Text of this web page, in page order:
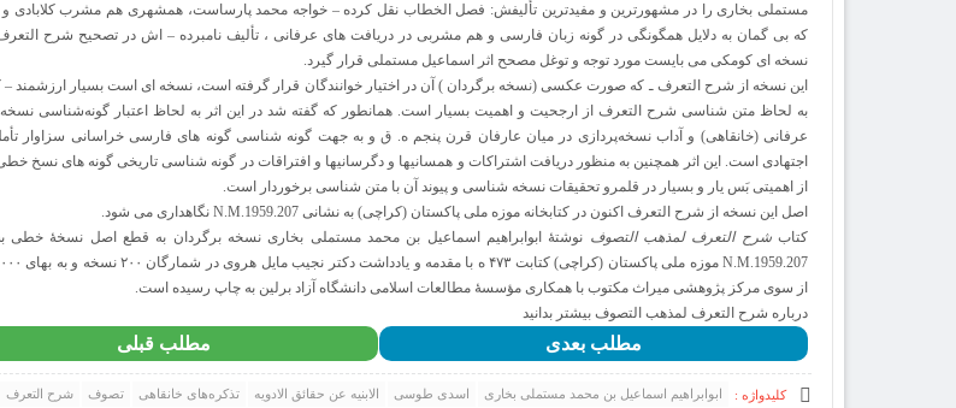
مستملی بخاری را در مشهورترین و مفیدترین تألیفش: فصل الخطاب نقل کرده – خواجه محمد پارساست، همشهری هم مشرب کلابادی
که بی گمان به دلایل همگونگی در گونه زبان فارسی و هم مشربی در دریافت های عرفانی ، تألیف نامبرده – اش در تصحیح شرح
نسخه ای کومکی می بایست مورد توجه و توغل مصحح اثر اسماعیل مستملی قرار گیرد.
این نسخه از شرح التعرف ـ که صورت عکسی (نسخه برگردان ) آن در اختیار خوانندگان قرار گرفته است، نسخه ای است بسیار ارزشمند –
به لحاظ متن شناسی شرح التعرف از ارجحیت و اهمیت بسیار است. همانطور که گفته شد در این اثر به لحاظ اعتبار گونه‌شناسی
عرفانی (خانقاهی) و آداب نسخه‌پردازی در میان عارفان قرن پنجم ه. ق و به جهت گونه شناسی گونه های فارسی خراسانی سزاوار
اجتهادی است. این اثر همچنین به منظور دریافت اشتراکات و همسانیها و دگرسانیها و افتراقات در گونه شناسی تاریخی گونه های نسخ
از اهمیتی بَس یار و بسیار در قلمرو تحقیقات نسخه شناسی و پیوند آن با متن شناسی برخوردار است.
اصل این نسخه از شرح التعرف اکنون در کتابخانه موزه ملی پاکستان (کراچی) به نشانی N.M.1959.207 نگاهداری می شود.
کتابشرح التعرف لمذهب التصوف نوشتۀ ابوابراهیم اسماعیل بن محمد مستملی بخاری نسخه برگردان به قطع اصل نسخۀ خطی
از سوی مرکز پژوهشی میراث مکتوب با همکاری مؤسسۀ مطالعات اسلامی دانشگاه آزاد برلین به چاپ رسیده است.
درباره شرح التعرف لمذهب التصوف بیشتر بدانید
مطلب قبلی مطلب بعدی
کلیدواژه : ابوابراهیم اسماعیل بن محمد مستملی بخاری اسدی طوسی الابنیه عن حقائق الادویه تذکره‌های خانقاهی تصوف شرح التعرف